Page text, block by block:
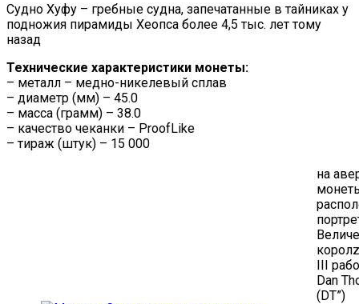
Судно Хуфу – гребные судна, запечатанные в тайниках у
подножия пирамиды Хеопса более 4,5 тыс. лет тому
назад
Технические характеристики монеты:
– металл – медно-никелевый сплав
– диаметр (мм) – 45.0
– масса (грамм) – 38.0
– качество чеканки – ProofLike
– тираж (штук) – 15 000
на
III
Dan
(DT”)